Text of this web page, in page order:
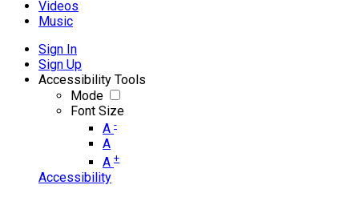
Videos
Music
Sign In
Sign Up
Accessibility Tools
Mode
Font Size
A -
A
A +
Accessibility